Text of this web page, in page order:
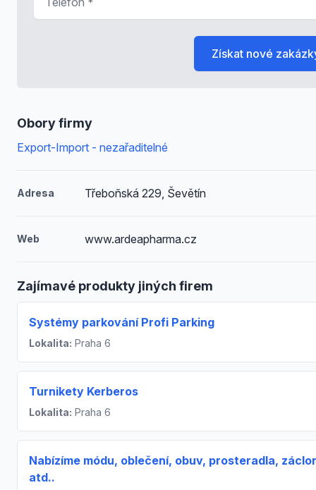
Obory firmy
Export-Import - nezařaditelné
Adresa Třeboňská 229, Ševětín
Web www.ardeapharma.cz
Zajímavé produkty jiných firem
Systémy parkování Profi Parking
Lokalita: Praha 6
Turnikety Kerberos
Lokalita: Praha 6
Nabízíme módu, oblečení, obuv, prosteradla,
atd..
Získat nové